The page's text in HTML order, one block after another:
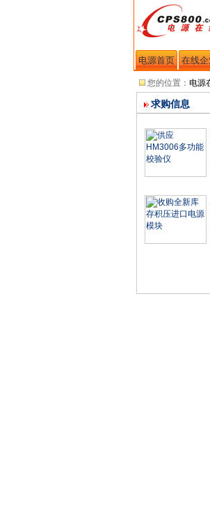
电源首页 在线企
您的位置： 电源
求购信息